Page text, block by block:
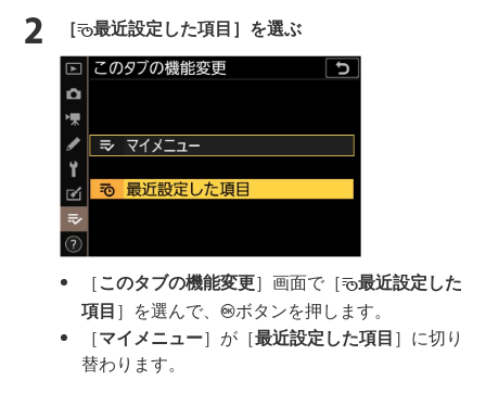
［m最近設定した項目］を選ぶ
［このタブの機能変更］画面で［m最近設定した
項目］を選んで、 Jボタンを押します。
［マイメニュー］が［最近設定した項目］に切り
替わります。